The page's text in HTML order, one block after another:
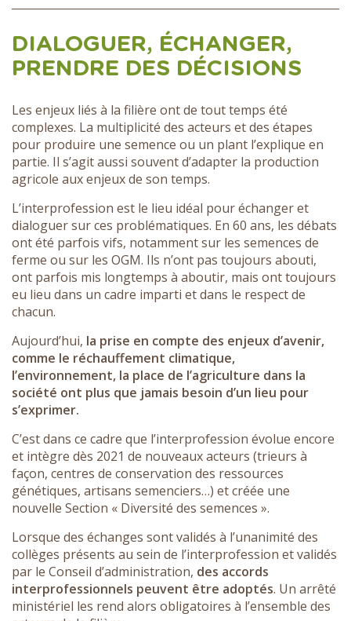
DIALOGUER, ÉCHANGER,
PRENDRE DES DÉCISIONS
Les enjeux liés à la filière ont de tout temps été
complexes. La multiplicité des acteurs et des étapes
pour produire une semence ou un plant l’explique en
partie. Il s’agit aussi souvent d’adapter la production
agricole aux enjeux de son temps.
L’interprofession est le lieu idéal pour échanger et
dialoguer sur ces problématiques. En 60 ans, les débats
ont été parfois vifs, notamment sur les semences de
ferme ou sur les OGM. Ils n’ont pas toujours abouti,
ont parfois mis longtemps à aboutir, mais ont toujours
eu lieu dans un cadre imparti et dans le respect de
chacun.
Aujourd’hui, la prise en compte des enjeux d’avenir,
comme le réchauffement climatique,
l’environnement, la place de l’agriculture dans la
société ont plus que jamais besoin d’un lieu pour
s’exprimer.
C’est dans ce cadre que l’interprofession évolue encore
et intègre dès 2021 de nouveaux acteurs (trieurs à
façon, centres de conservation des ressources
génétiques, artisans semenciers…) et créée une
nouvelle Section « Diversité des semences ».
Lorsque des échanges sont validés à l’unanimité des
collèges présents au sein de l’interprofession et validés
par le Conseil d’administration, des accords
interprofessionnels peuvent être adoptés. Un arrêté
ministériel les rend alors obligatoires à l’ensemble des